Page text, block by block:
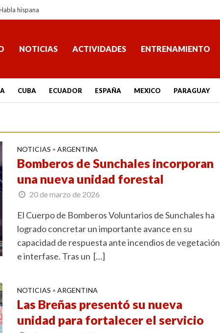
hispana
NOTICIAS ACTIVIDADES ENTRENAMIENTO
CUBA ECUADOR ESPAÑA MEXICO PARAGUAY
NOTICIAS • ARGENTINA
Bomberos de Sunchales incorporan
una nueva unidad forestal
20 de marzo de 2026
El Cuerpo de Bomberos Voluntarios de Sunchales ha
logrado concretar un importante avance en su
capacidad de respuesta ante incendios de vegetación
e interfase. Tras un […]
NOTICIAS • ARGENTINA
Las Breñas presentó su nueva
unidad para fortalecer el servicio